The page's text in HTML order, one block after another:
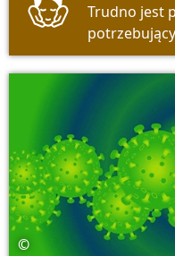
Trudno jest
zawodu.
pomocy.
©